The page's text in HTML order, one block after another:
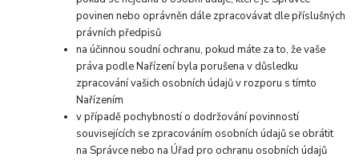
povinen nebo oprávněn dále zpracovávat dle příslušných
právních předpisů
na účinnou soudní ochranu, pokud máte za to, že vaše
práva podle Nařízení byla porušena v důsledku
zpracování vašich osobních údajů v rozporu s tímto
Nařízením
v případě pochybností o dodržování povinností
souvisejících se zpracováním osobních údajů se obrátit
na Správce nebo na Úřad pro ochranu osobních údajů